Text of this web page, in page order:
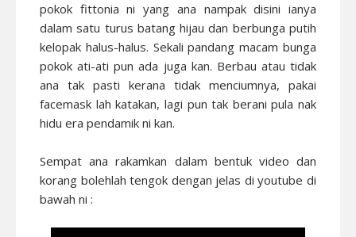
pokok fittonia ni yang ana nampak disini ianya
dalam satu turus batang hijau dan berbunga putih
kelopak halus-halus. Sekali pandang macam bunga
pokok ati-ati pun ada juga kan. Berbau atau tidak
ana tak pasti kerana tidak menciumnya, pakai
facemask lah katakan, lagi pun tak berani pula nak
hidu era pendamik ni kan.
Sempat ana rakamkan dalam bentuk video dan
korang bolehlah tengok dengan jelas di youtube di
bawah ni :